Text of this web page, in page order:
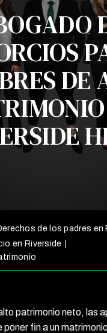
DE
de los padres en
en Riverside
patrimonio neto, las
poner fin a un